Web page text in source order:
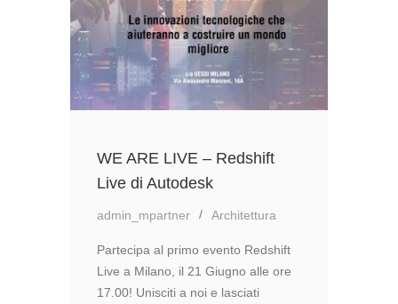
DEI
GRATTACIELI
WE ARE LIVE – Redshift
Live di Autodesk
admin_mpartner Architettura
Partecipa al primo evento Redshift
Live a Milano, il 21 Giugno alle ore
17.00! Unisciti a noi e lasciati